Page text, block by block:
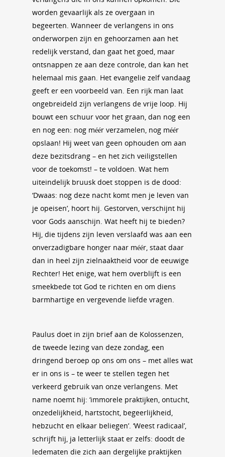
worden gevaarlijk als ze overgaan in
begeerten. Wanneer de verlangens in ons
onderworpen zijn en gehoorzamen aan het
redelijk verstand, dan gaat het goed, maar
ontsnappen ze aan deze controle, dan kan het
helemaal mis gaan. Het evangelie zelf vandaag
geeft er een voorbeeld van. Een rijk man laat
ongebreideld zijn verlangens de vrije loop. Hij
bouwt een schuur voor het graan, dan nog een
en nog een: nog méér verzamelen, nog méér
opslaan! Hij weet van geen ophouden om aan
deze bezitsdrang – en het zich veiligstellen
voor de toekomst! – te voldoen. Wat hem
uiteindelijk bruusk doet stoppen is de dood:
‘Dwaas: nog deze nacht komt men je leven van
je opeisen’, hoort hij. Gestorven, verschijnt hij
voor Gods aanschijn. Wat heeft hij te bieden?
Hij, die tijdens zijn leven verslaafd was aan een
onverzadigbare honger naar méér, staat daar
dan in heel zijn zielnaaktheid voor de eeuwige
Rechter! Het enige, wat hem overblijft is een
smeekbede tot God te richten en om diens
barmhartige en vergevende liefde vragen.
Paulus doet in zijn brief aan de Kolossenzen,
de tweede lezing van deze zondag, een
dringend beroep op ons om ons – met alles wat
er in ons is – te weer te stellen tegen het
verkeerd gebruik van onze verlangens. Met
name noemt hij: ‘immorele praktijken, ontucht,
onzedelijkheid, hartstocht, begeerlijkheid,
hebzucht en elkaar beliegen’. ‘Weest radicaal’,
schrijft hij, ja letterlijk staat er zelfs: doodt de
ledematen die zich aan dergelijke praktijken